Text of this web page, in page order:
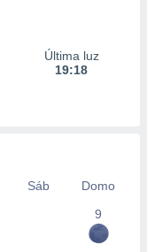
Última luz
19:18
Sáb
Domo
9